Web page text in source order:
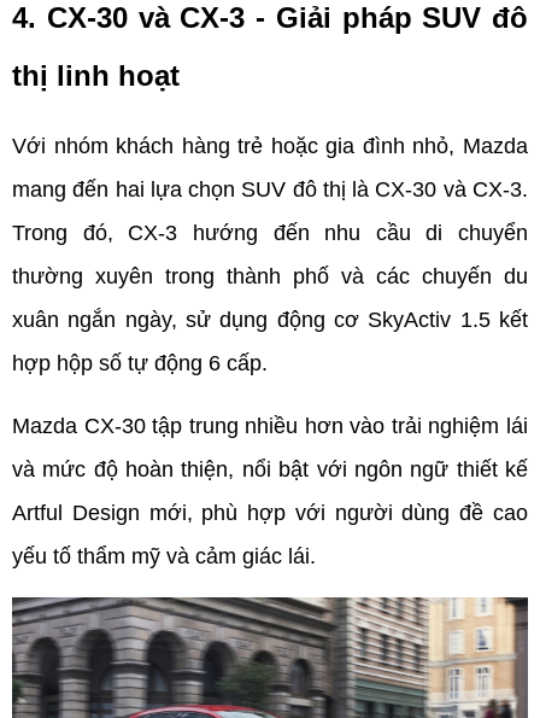
4. CX-30 và CX-3 - Giải pháp SUV đô
thị linh hoạt
Với nhóm khách hàng trẻ hoặc gia đình nhỏ, Mazda
mang đến hai lựa chọn SUV đô thị là CX-30 và CX-3.
Trong đó, CX-3 hướng đến nhu cầu di chuyển
thường xuyên trong thành phố và các chuyến du
xuân ngắn ngày, sử dụng động cơ SkyActiv 1.5 kết
hợp hộp số tự động 6 cấp.
Mazda CX-30 tập trung nhiều hơn vào trải nghiệm lái
và mức độ hoàn thiện, nổi bật với ngôn ngữ thiết kế
Artful Design mới, phù hợp với người dùng đề cao
yếu tố thẩm mỹ và cảm giác lái.